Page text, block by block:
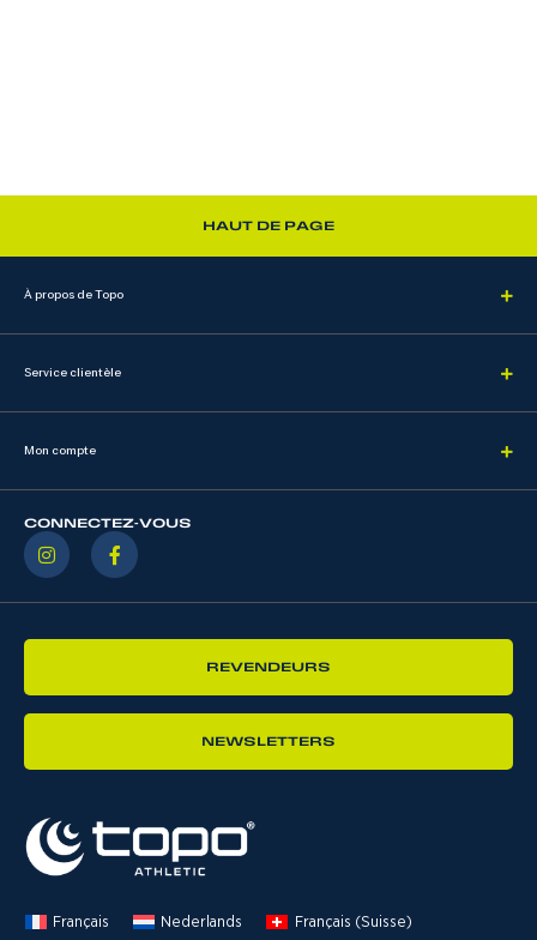
HAUT DE PAGE
À propos de Topo
Service clientèle
Mon compte
CONNECTEZ-VOUS
REVENDEURS
NEWSLETTERS
Français Nederlands Français (Suisse)